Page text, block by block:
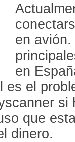
en
en
el
si
que
dinero.